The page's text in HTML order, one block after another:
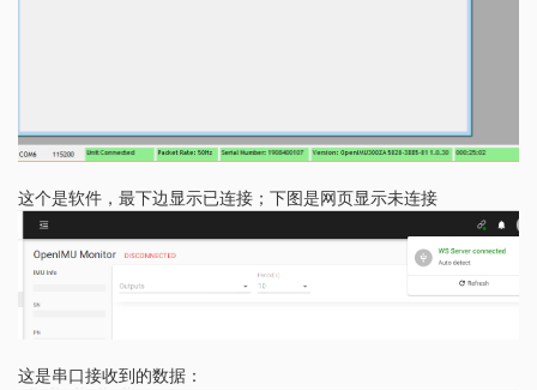
这个是软件，最下边显示已连接；下图是网页显示未连接
这是串口接收到的数据：